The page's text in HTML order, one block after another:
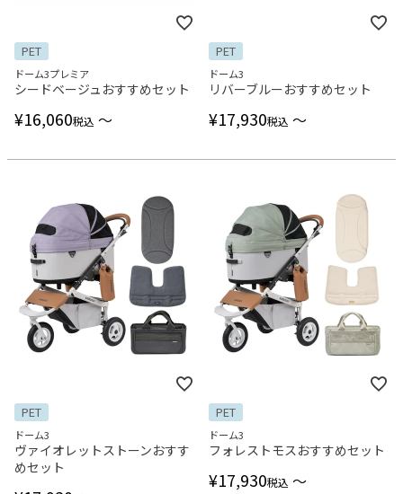
PET
ドーム3プレミア
シードベージュおすすめセット
¥16,060税込 〜
PET
ドーム3
リバーブルーおすすめセット
¥17,930税込 〜
PET
ドーム3
ヴァイオレットストーンおすす
めセット
PET
ドーム3
フォレストモスおすすめセット
¥17,930税込 〜